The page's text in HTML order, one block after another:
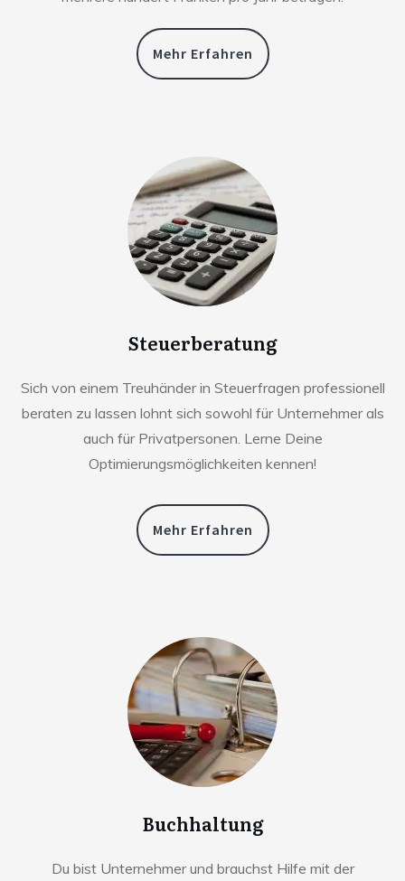
Mehr Erfahren
Steuerberatung
Sich von einem Treuhänder in Steuerfragen professionell
beraten zu lassen lohnt sich sowohl für Unternehmer als
auch für Privatpersonen. Lerne Deine
Optimierungsmöglichkeiten kennen!
Mehr Erfahren
Buchhaltung
Du bist Unternehmer und brauchst Hilfe mit der